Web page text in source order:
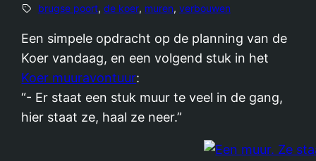
brugse poort, de koer, muren, verbouwen
Een simpele opdracht op de planning van de
Koer vandaag, en een volgend stuk in het
Koer muuravontuur:
“- Er staat een stuk muur te veel in de gang,
hier staat ze, haal ze neer.”